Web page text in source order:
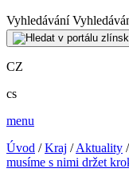
Vyhledávání
CZ
cs
menu
Úvod /Kraj /Aktuality /
musíme s nimi držet